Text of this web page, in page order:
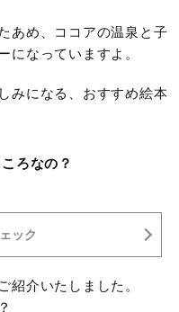
あめ、ココアの温泉と子
になっていますよ。
みになる、おすすめ絵本
ろなの？
ック
紹介いたしました。